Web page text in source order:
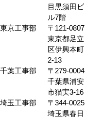
目黒須田ビ
ル7階
東京工事部
〒121-0807
東京都足立
区伊興本町
2-13
千葉工事部
〒279-0004
千葉県浦安
市猫実3-16
埼玉工事部
〒344-0025
埼玉県春日